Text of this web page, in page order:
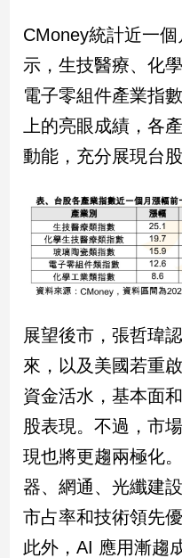
CMoney統計近一
示，生技醫療、化
電子零組件產業指
上的亮眼成績，各
動能，充分展現台股
展望後市，張哲瑋
來，以及美國若重
資金活水，基本面
股表現。不過，市
現也將更趨兩極化
器、網通、光纖建
市占率和技術領先
此外，AI 應用漸趨